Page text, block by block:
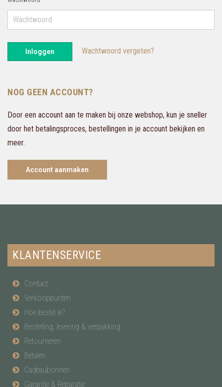
Inloggen Wachtwoord vergeten?
NOG GEEN ACCOUNT?
Door een account aan te maken bij onze webshop, kun je sneller
door het betalingsproces, bestellingen in je account bekijken en
meer.
Account aanmaken
KLANTENSERVICE
Contact
Verkooppunten
Hoe bestel ik?
Bestelling, levering & verpakking
Retourneren
Betalen
Cadeaubonnen
Garantie & Reparatie